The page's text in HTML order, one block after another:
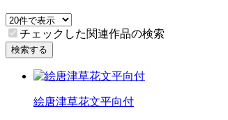
チェックした関連作品の検索
検索する
絵唐津草花文平向付